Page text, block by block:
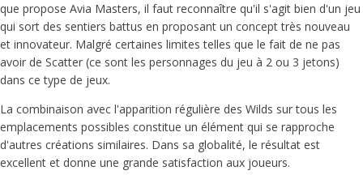
que propose Avia Masters, il faut reconnaître qu'il s'agit bien d'un jeu
qui sort des sentiers battus en proposant un concept très nouveau
et innovateur. Malgré certaines limites telles que le fait de ne pas
avoir de Scatter (ce sont les personnages du jeu à 2 ou 3 jetons)
dans ce type de jeux.
La combinaison avec l'apparition régulière des Wilds sur tous les
emplacements possibles constitue un élément qui se rapproche
d'autres créations similaires. Dans sa globalité, le résultat est
excellent et donne une grande satisfaction aux joueurs.